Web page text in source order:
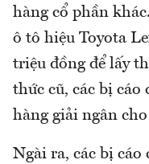
hàng cổ phần
ô tô hiệu Toyota
triệu đồng để lấy
thức cũ, các bị cáo
hàng giải ngân
Ngài ra, các bị